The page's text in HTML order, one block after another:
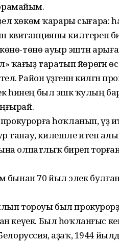
хөкөм ҡарары
квитанцияны килтереп
төнө ауыр эштән арыған
таратып йөрөгән
Район үҙәгенән килгән
һинең был эшкә ҡулың
прокурорға һоҡланып, үҙ
килешле итеп
олпатлыҡ биреп
бынан 70 йыл элек булған
тороуы был
кеүек. Был һоҡланғыс
аҙаҡ, 1944